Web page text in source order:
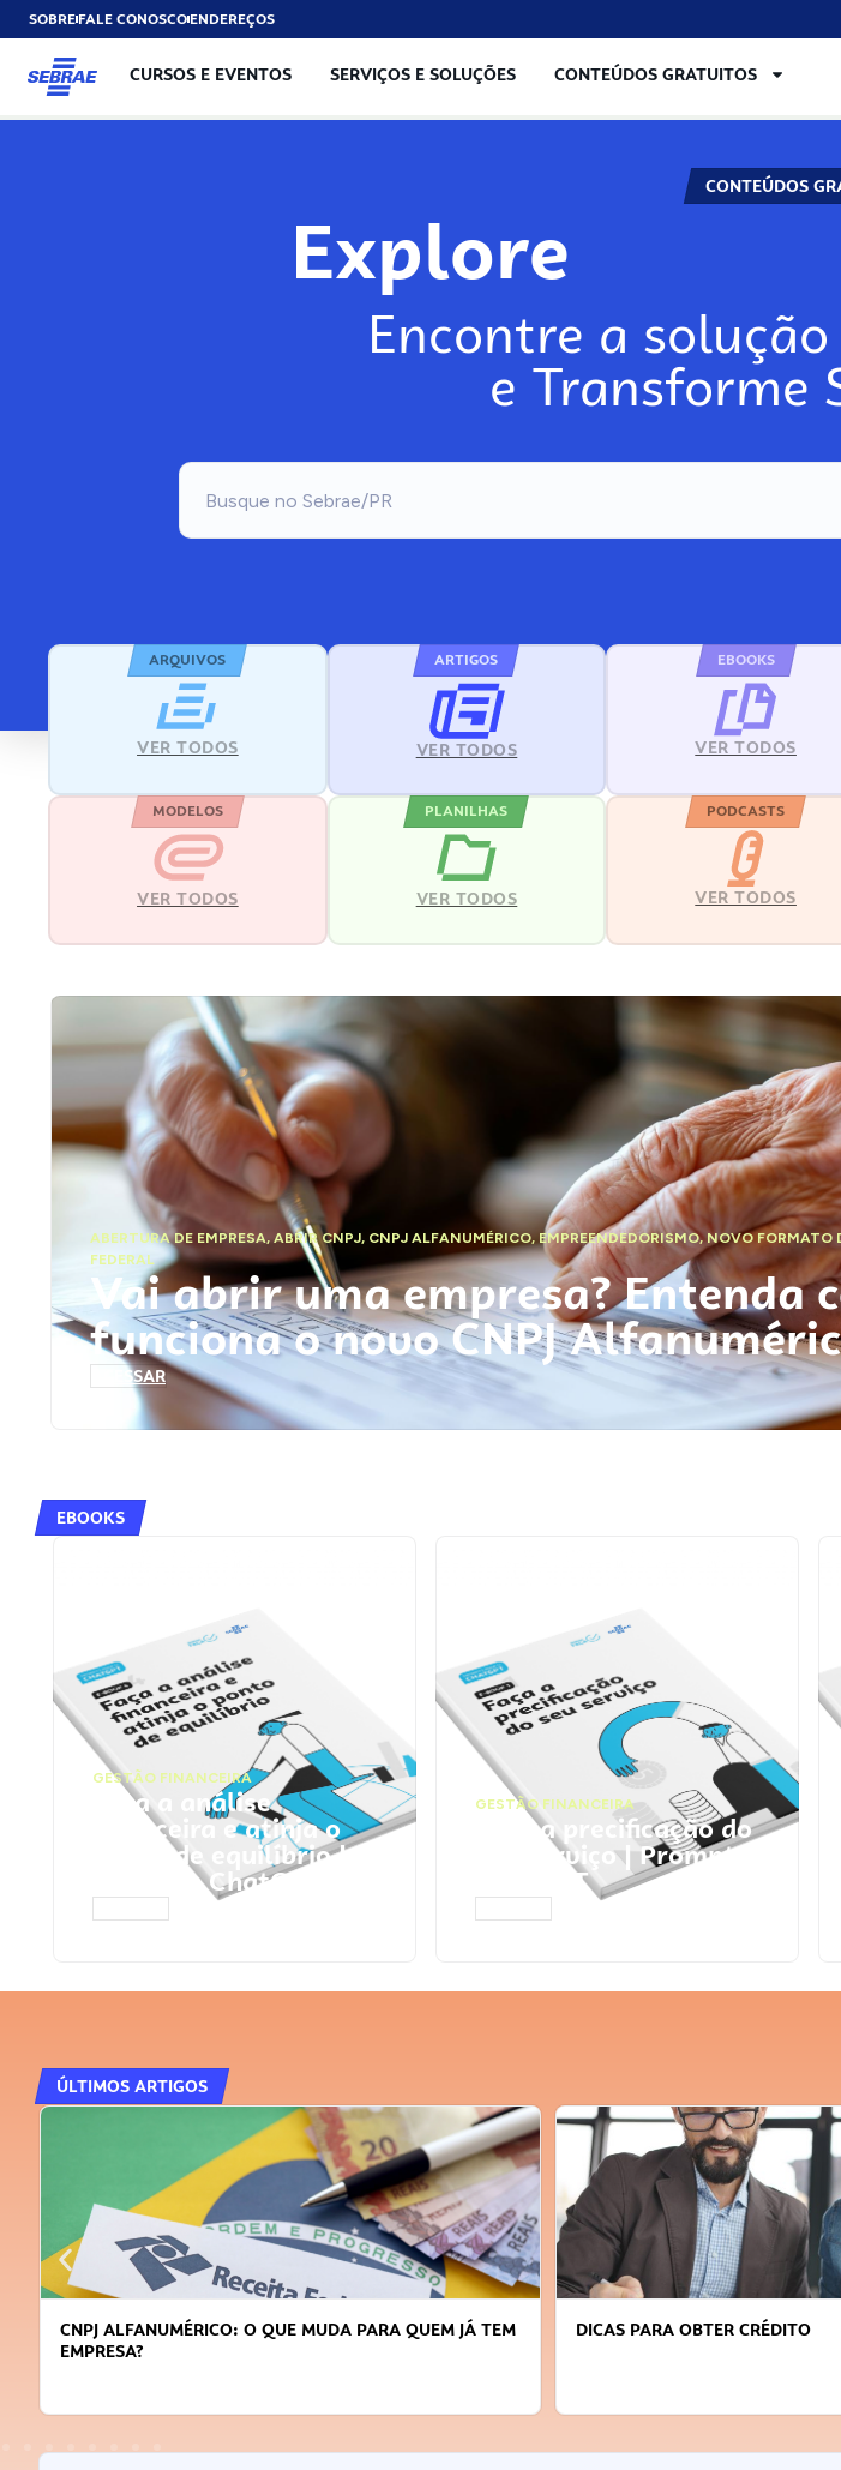
SOBREFALE CONOSCOENDEREÇOS
CURSOS E EVENTOS SERVIÇOS E SOLUÇÕES CONTEÚDOS GRATUITOS
CONTEÚDOS
Explore
Encontre a
e Transforme
ARQUIVOS
VER TODOS
ARTIGOS
VER TODOS
EBOOKS
VER TODOS
MODELOS
VER TODOS
PLANILHAS
VER TODOS
PODCASTS
VER TODOS
ABERTURA DE EMPRESA,ABRIR CNPJ, CNPJ ALFANUMÉRICO, EMPREENDEDORISMO,NOVO FORMATO
FEDERAL
Vai abrir uma empresa? Entenda
funciona o novo CNPJ
ACESSAR
EBOOKS
GESTÃO FINANCEIRA
Faça a análise
financeira e atinja o
ponto de equilíbrio |
Prompts ChatGPT
GESTÃO FINANCEIRA
Faça a precificação do
seu serviço | Prompts
ChatGPT
ÚLTIMOS ARTIGOS
CNPJ ALFANUMÉRICO: O QUE MUDA PARA QUEM JÁ TEM
EMPRESA?
DICAS PARA OBTER CRÉDITO